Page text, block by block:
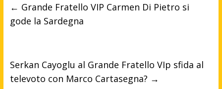
← Grande Fratello VIP Carmen Di Pietro si
gode la Sardegna
Serkan Cayoglu al Grande Fratello VIp sfida al
televoto con Marco Cartasegna? →